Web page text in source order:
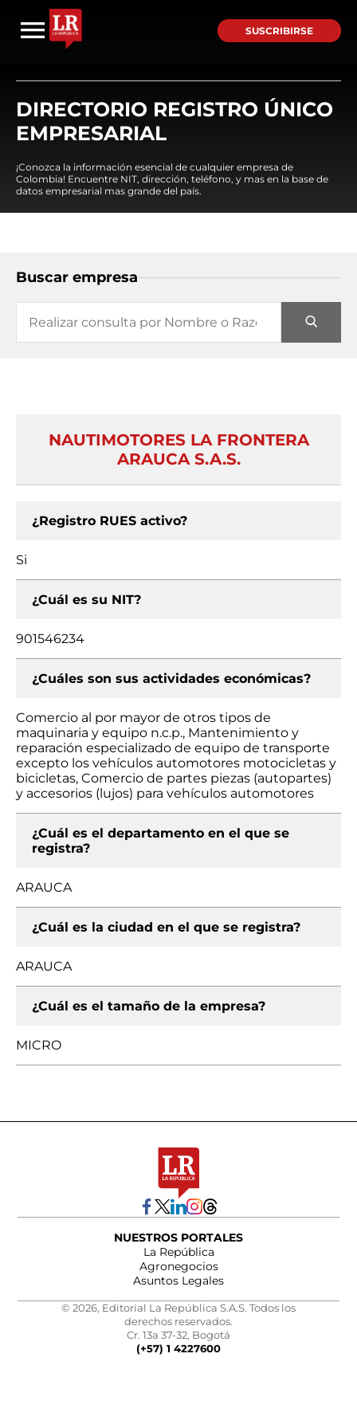
SUSCRIBIRSE
DIRECTORIO REGISTRO ÚNICO
EMPRESARIAL
¡Conozca la información esencial de cualquier empresa de
Colombia! Encuentre NIT, dirección, teléfono, y mas en la base de
datos empresarial mas grande del país.
Buscar empresa
NAUTIMOTORES LA FRONTERA
ARAUCA S.A.S.
¿Registro RUES activo?
Si
¿Cuál es su NIT?
901546234
¿Cuáles son sus actividades económicas?
Comercio al por mayor de otros tipos de
maquinaria y equipo n.c.p., Mantenimiento y
reparación especializado de equipo de transporte
excepto los vehículos automotores motocicletas y
bicicletas, Comercio de partes piezas (autopartes)
y accesorios (lujos) para vehículos automotores
¿Cuál es el departamento en el que se
registra?
ARAUCA
¿Cuál es la ciudad en el que se registra?
ARAUCA
¿Cuál es el tamaño de la empresa?
MICRO
NUESTROS PORTALES
La República
Agronegocios
Asuntos Legales
© 2026, Editorial La República S.A.S. Todos los
derechos reservados.
Cr. 13a 37-32, Bogotá
(+57) 1 4227600